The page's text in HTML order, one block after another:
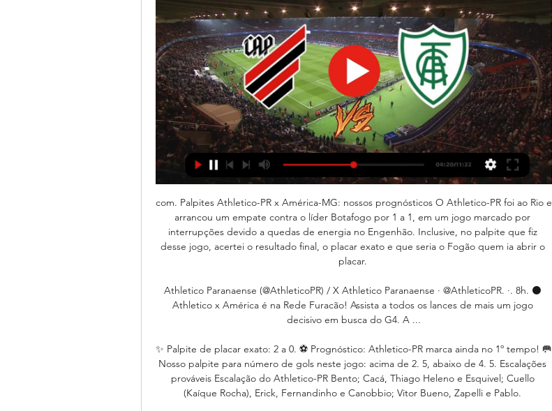
com. Palpites Athletico-PR x América-MG: nossos prognósticos O Athletico-PR foi ao Rio e
arrancou um empate contra o líder Botafogo por 1 a 1, em um jogo marcado por
interrupções devido a quedas de energia no Engenhão. Inclusive, no palpite que fiz
desse jogo, acertei o resultado final, o placar exato e que seria o Fogão quem ia abrir o
placar.
Athletico Paranaense (@AthleticoPR) / X Athletico Paranaense · @AthleticoPR. ·. 8h. ⚫️
Athletico x América é na Rede Furacão! Assista a todos os lances de mais um jogo
decisivo em busca do G4. A ...
✨ Palpite de placar exato: 2 a 0. ⚽ Prognóstico: Athletico-PR marca ainda no 1º tempo! 🥅
Nosso palpite para número de gols neste jogo: acima de 2. 5, abaixo de 4. 5. Escalações
prováveis Escalação do Athletico-PR Bento; Cacá, Thiago Heleno e Esquivel; Cuello
(Kaíque Rocha), Erick, Fernandinho e Canobbio; Vitor Bueno, Zapelli e Pablo.